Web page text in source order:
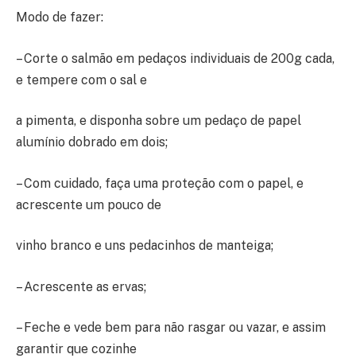
Modo de fazer:
– Corte o salmão em pedaços individuais de 200g cada,
e tempere com o sal e
a pimenta, e disponha sobre um pedaço de papel
alumínio dobrado em dois;
– Com cuidado, faça uma proteção com o papel, e
acrescente um pouco de
vinho branco e uns pedacinhos de manteiga;
– Acrescente as ervas;
– Feche e vede bem para não rasgar ou vazar, e assim
garantir que cozinhe